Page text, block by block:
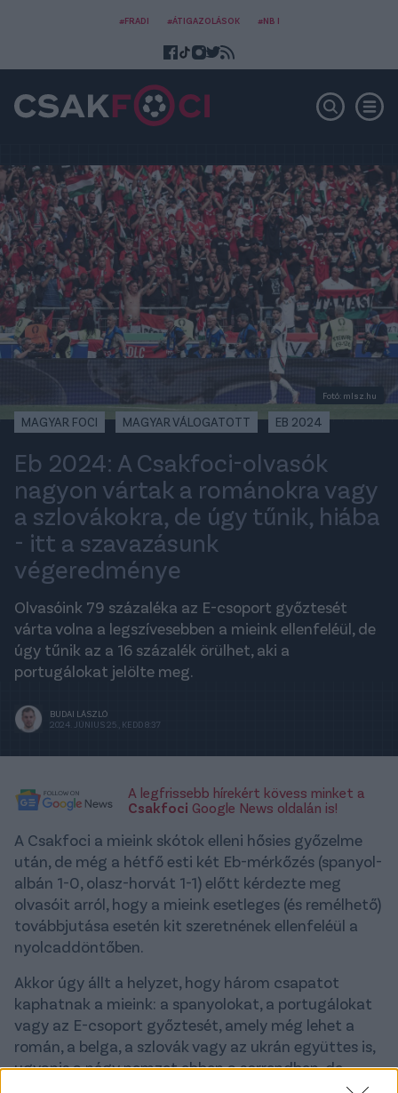
#FRADI #ÁTIGAZOLÁSOK #NB I
Fotó: mlsz.hu
MAGYAR FOCI MAGYAR VÁLOGATOTT EB 2024
Eb 2024: A Csakfoci-olvasók
nagyon vártak a románokra vagy
a szlovákokra, de úgy tűnik, hiába
- itt a szavazásunk
végeredménye
Olvasóink 79 százaléka az E-csoport győztesét
várta volna a legszívesebben a mieink ellenfeléül, de
úgy tűnik az a 16 százalék örülhet, aki a
portugálokat jelölte meg.
BUDAI LÁSZLÓ
2024. JÚNIUS 25., KEDD 8:37
A legfrissebb hírekért kövess minket a
Csakfoci Google News oldalán is!
A Csakfoci a mieink skótok elleni hősies győzelme
után, de még a hétfő esti két Eb-mérkőzés (spanyol-
albán 1-0, olasz-horvát 1-1) előtt kérdezte meg
olvasóit arról, hogy a mieink esetleges (és remélhető)
továbbjutása esetén kit szeretnének ellenfeléül a
nyolcaddöntőben.
Akkor úgy állt a helyzet, hogy három csapatot
kaphatnak a mieink: a spanyolokat, a portugálokat
vagy az E-csoport győztesét, amely még lehet a
román, a belga, a szlovák vagy az ukrán együttes is,
ugyanis a négy nemzet ebben a sorrendben, de